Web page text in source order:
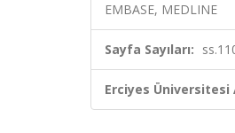
EMBASE, MEDLINE
Sayfa Sayıları:
Erciyes Üniversitesi